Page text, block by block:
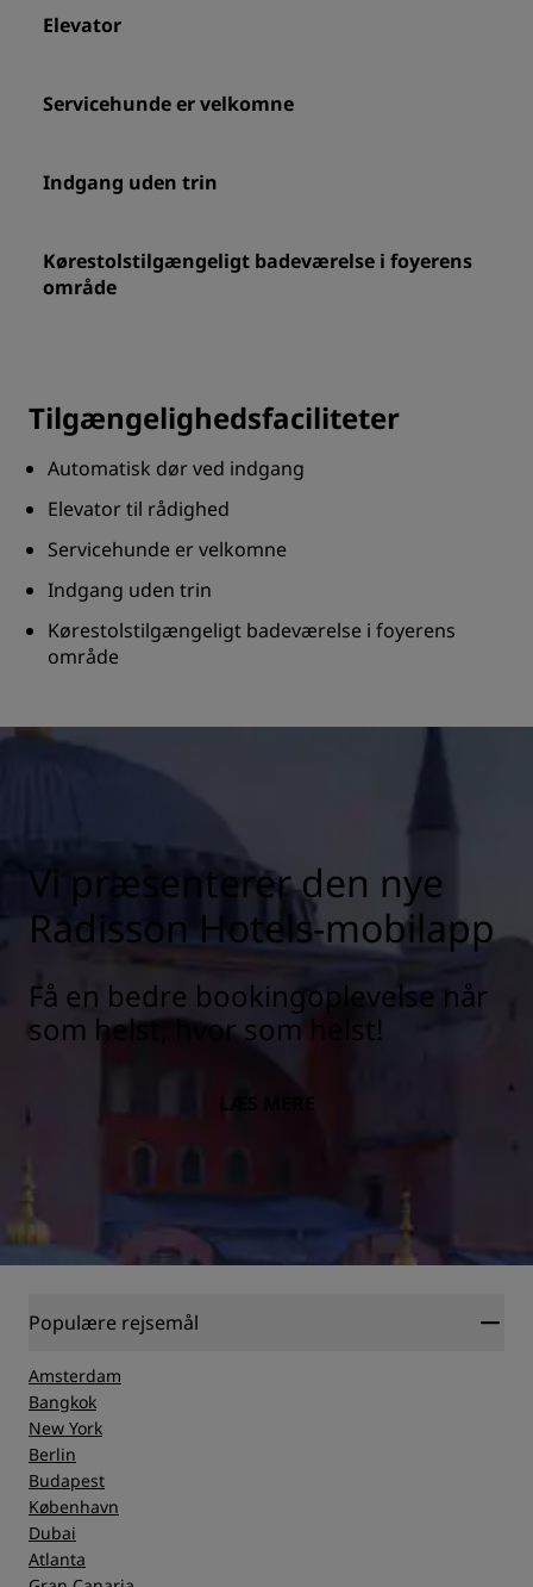
Elevator
Servicehunde er velkomne
Indgang uden trin
Kørestolstilgængeligt badeværelse i foyerens
område
Tilgængelighedsfaciliteter
Automatisk dør ved indgang
Elevator til rådighed
Servicehunde er velkomne
Indgang uden trin
Kørestolstilgængeligt badeværelse i foyerens
område
Vi præsenterer den nye
Radisson Hotels-mobilapp
Få en bedre bookingoplevelse når
som helst, hvor som helst!
LÆS MERE
Populære rejsemål
Amsterdam
Bangkok
New York
Berlin
Budapest
København
Dubai
Atlanta